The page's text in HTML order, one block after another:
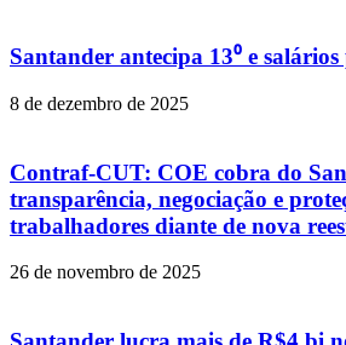
Santander antecipa 13⁰ e
8 de dezembro de 2025
Contraf-CUT: COE cobra do
transparência, negociação e
trabalhadores diante de nova
26 de novembro de 2025